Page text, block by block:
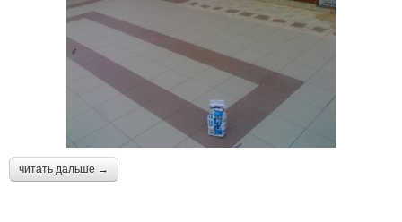
читать дальше →